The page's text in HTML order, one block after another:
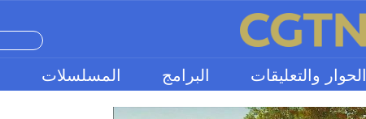
الحوار والتعليقات البرامج المسلسلات